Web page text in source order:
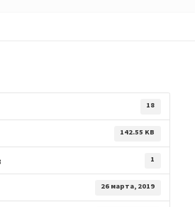
18
142.55 KB
1
26 марта, 2019